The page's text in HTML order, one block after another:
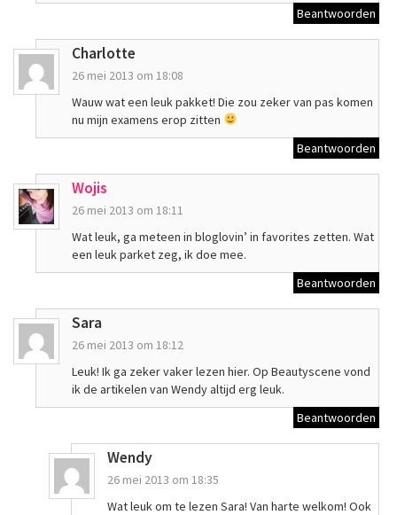
Beantwoorden
Charlotte
26 mei 2013 om 18:08
Wauw wat een leuk pakket! Die zou zeker van pas komen
nu mijn examens erop zitten
Beantwoorden
Wojis
26 mei 2013 om 18:11
Wat leuk, ga meteen in bloglovin’ in favorites zetten. Wat
een leuk parket zeg, ik doe mee.
Beantwoorden
Sara
26 mei 2013 om 18:12
Leuk! Ik ga zeker vaker lezen hier. Op Beautyscene vond
ik de artikelen van Wendy altijd erg leuk.
Beantwoorden
Wendy
26 mei 2013 om 18:35
Wat leuk om te lezen Sara! Van harte welkom! Ook